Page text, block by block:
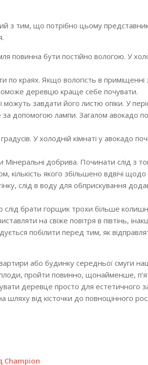
з тим, що потрібно цьому
повинна бути постійно вологою. У
по краях. Якщо вологість в приміщенні
деревцю краще себе почувати.
завдати його листю опіки. У
допомогою лампи. Загалом авокадо
. У холодній кімнаті у авокадо
Мінеральні добрива. Починати слід з
кількість якого збільшено вдвічі щодо
слід в воду для обприскування
слід брати горщик трохи більше
на свіже повітря в півтінь,
побілити перед тим, як
або будинку середньої смуги
пройти повинно, щонайменше,
деревце просто для естетичного
від кісточки до повноцінного
Champion